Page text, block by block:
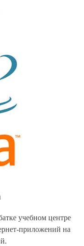
учебном центре
приложений на